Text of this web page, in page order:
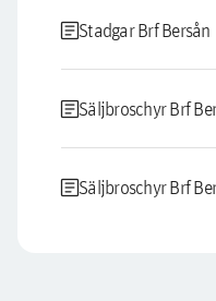
articleStadgar Brf Bersån
articleSäljbroschyr Brf
articleSäljbroschyr Brf